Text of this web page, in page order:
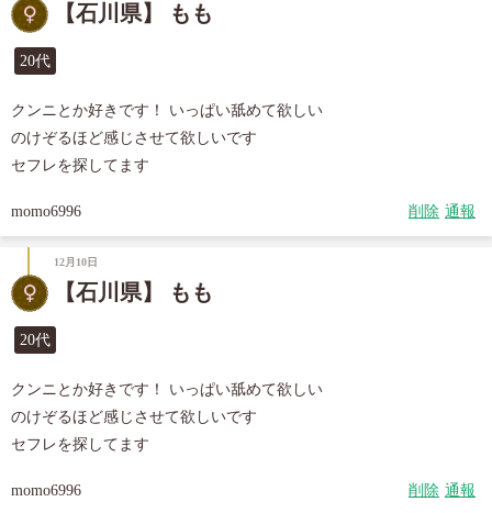
【石川県】 もも
20代
クンニとか好きです！ いっぱい舐めて欲しい
のけぞるほど感じさせて欲しいです
セフレを探してます
momo6996 削除 通報
12月10日
【石川県】 もも
20代
クンニとか好きです！ いっぱい舐めて欲しい
のけぞるほど感じさせて欲しいです
セフレを探してます
momo6996 削除 通報